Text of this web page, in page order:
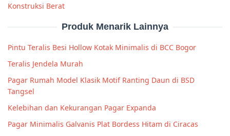
Konstruksi Berat
Produk Menarik Lainnya
Pintu Teralis Besi Hollow Kotak Minimalis di BCC Bogor
Teralis Jendela Murah
Pagar Rumah Model Klasik Motif Ranting Daun di BSD
Tangsel
Kelebihan dan Kekurangan Pagar Expanda
Pagar Minimalis Galvanis Plat Bordess Hitam di Ciracas